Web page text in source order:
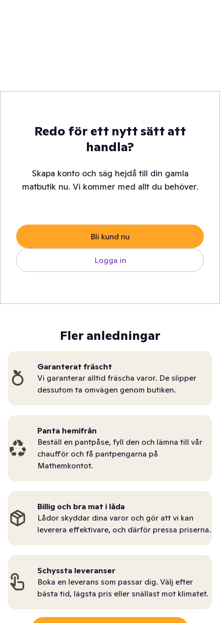
Redo för ett nytt sätt att
handla?
Skapa konto och säg hejdå till din gamla
matbutik nu. Vi kommer med allt du behöver.
Bli kund nu
Logga in
Fler anledningar
Garanterat fräscht
Vi garanterar alltid fräscha varor. De slipper
dessutom ta omvägen genom butiken.
Panta hemifrån
Beställ en pantpåse, fyll den och lämna till vår
chaufför och få pantpengarna på
Mathemkontot.
Billig och bra mat i låda
Lådor skyddar dina varor och gör att vi kan
leverera effektivare, och därför pressa priserna.
Schyssta leveranser
Boka en leverans som passar dig. Välj efter
bästa tid, lägsta pris eller snällast mot klimatet.